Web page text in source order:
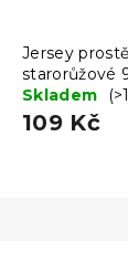
Jersey
starorůžové
cm
Skladem
109 Kč